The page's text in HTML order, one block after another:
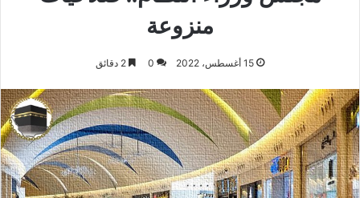
منزوعة
15 أغسطس، 2022 0